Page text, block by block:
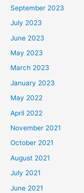
September 2023
July 2023
June 2023
May 2023
March 2023
January 2023
May 2022
April 2022
November 2021
October 2021
August 2021
July 2021
June 2021